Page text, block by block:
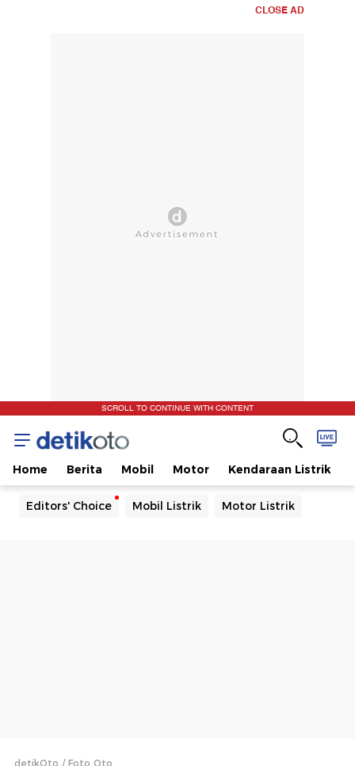
CLOSE AD
SCROLL TO CONTINUE WITH CONTENT
Home Berita Mobil Motor Kendaraan Listrik
Editors' Choice Mobil Listrik Motor Listrik
detikOto Foto Oto